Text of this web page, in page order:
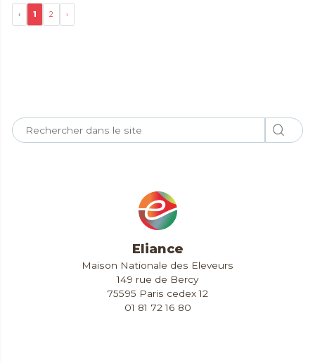
‹ 1 2 ›
Eliance
Maison Nationale des Eleveurs
149 rue de Bercy
75595 Paris cedex 12
01 81 72 16 80